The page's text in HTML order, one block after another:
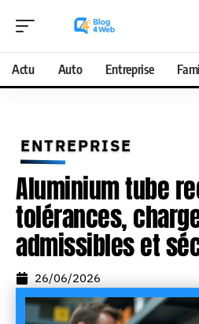
Actu Auto Entreprise
ENTREPRISE
Aluminium tube
tolérances,
admissibles et
26/06/2026